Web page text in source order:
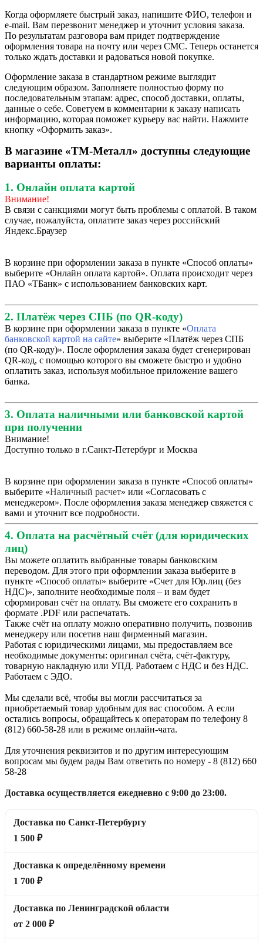
Когда оформляете быстрый заказ, напишите ФИО, телефон и
e-mail. Вам перезвонит менеджер и уточнит условия заказа.
По результатам разговора вам придет подтверждение
оформления товара на почту или через СМС. Теперь останется
только ждать доставки и радоваться новой покупке.
Оформление заказа в стандартном режиме выглядит
следующим образом. Заполняете полностью форму по
последовательным этапам: адрес, способ доставки, оплаты,
данные о себе. Советуем в комментарии к заказу написать
информацию, которая поможет курьеру вас найти. Нажмите
кнопку «Оформить заказ».
В магазине «ТМ-Металл» доступны следующие
варианты оплаты:
1. Онлайн оплата картой
Внимание!
В связи с санкциями могут быть проблемы с оплатой. В таком
случае, пожалуйста, оплатите заказ через российский
Яндекс.Браузер
В корзине при оформлении заказа в пункте «Способ оплаты»
выберите «Онлайн оплата картой». Оплата происходит через
ПАО «ТБанк» с использованием банковских карт.
2. Платёж через СПБ (по QR-коду)
В корзине при оформлении заказа в пункте «Оплата
банковской картой на сайте» выберите «Платёж через СПБ
(по QR-коду)». После оформления заказа будет сгенерирован
QR-код, с помощью которого вы сможете быстро и удобно
оплатить заказ, используя мобильное приложение вашего
банка.
3. Оплата наличными или банковской картой
при получении
Внимание!
Доступно только в г.Санкт-Петербург и Москва
В корзине при оформлении заказа в пункте «Способ оплаты»
выберите «Наличный расчет» или «Согласовать с
менеджером». После оформления заказа менеджер свяжется с
вами и уточнит все подробности.
4. Оплата на расчётный счёт (для юридических
лиц)
Вы можете оплатить выбранные товары банковским
переводом. Для этого при оформлении заказа выберите в
пункте «Способ оплаты» выберите «Счет для Юр.лиц (без
НДС)», заполните необходимые поля – и вам будет
сформирован счёт на оплату. Вы сможете его сохранить в
формате .PDF или распечатать.
Также счёт на оплату можно оперативно получить, позвонив
менеджеру или посетив наш фирменный магазин.
Работая с юридическими лицами, мы предоставляем все
необходимые документы: оригинал счёта, счёт-фактуру,
товарную накладную или УПД. Работаем с НДС и без НДС.
Работаем с ЭДО.
Мы сделали всё, чтобы вы могли рассчитаться за
приобретаемый товар удобным для вас способом. А если
остались вопросы, обращайтесь к операторам по телефону 8
(812) 660-58-28 или в режиме онлайн-чата.
Для уточнения реквизитов и по другим интересующим
вопросам мы будем рады Вам ответить по номеру - 8 (812) 660
58-28
Доставка осуществляется ежедневно с 9:00 до 23:00.
Доставка по Санкт-Петербургу
1 500 ₽
Доставка к определённому времени
1 700 ₽
Доставка по Ленинградской области
от 2 000 ₽